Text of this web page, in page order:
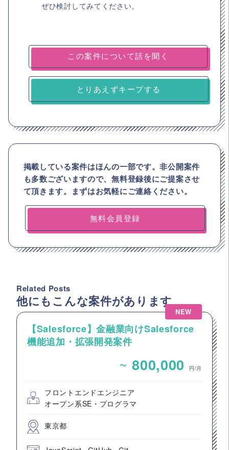
ぜひ検討してみてください。
とりあえずキープする
掲載している案件はほんの一部です。非公開案件
も多数ございますので、無料登録後にご提案させ
て頂きます。まずはお気軽にご連絡ください。
無料会員登録
Related Posts
他にもこんな案件があります
NEW
【Salesforce】金融業向けSalesforce
機能追加・拡張開発案件
~ 800,000 円/月
フロントエンドエンジニア
オープン系SE・プログラマ
東京都